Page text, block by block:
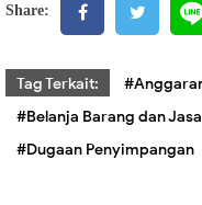
Share:
Tag Terkait:
#Belanja Barang dan Jasa
#Dugaan Penyimpangan